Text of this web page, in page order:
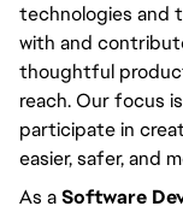
technologies and
with and
thoughtful
reach. Our focus
participate in
easier, safer, and
As aSoftware